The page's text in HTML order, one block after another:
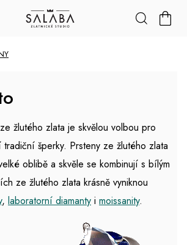
žlutého zlata je skvělou volbou pro
tradiční šperky. Prsteny ze žlutého zlata
oblibě a skvěle se kombinují s bílým
ze žlutého zlata krásně vyniknou
, laboratorní diamanty i moissanity.